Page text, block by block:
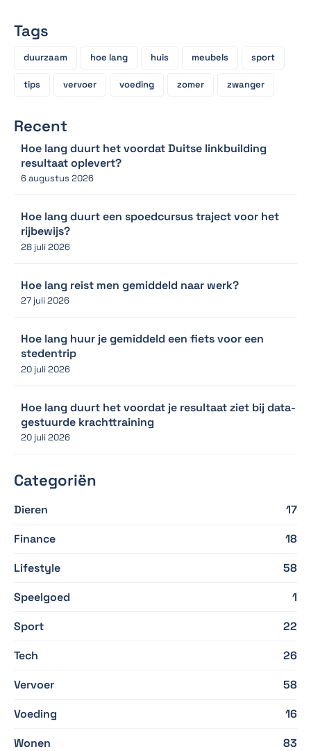
Tags
duurzaam hoe lang huis meubels sport
tips vervoer voeding zomer zwanger
Recent
Hoe lang duurt het voordat Duitse linkbuilding
resultaat oplevert?
6 augustus 2026
Hoe lang duurt een spoedcursus traject voor het
rijbewijs?
28 juli 2026
Hoe lang reist men gemiddeld naar werk?
27 juli 2026
Hoe lang huur je gemiddeld een fiets voor een
stedentrip
20 juli 2026
Hoe lang duurt het voordat je resultaat ziet bij data-
gestuurde krachttraining
20 juli 2026
Categoriën
Dieren
17
Finance
18
Lifestyle
58
Speelgoed
1
Sport
22
Tech
26
Vervoer
58
Voeding
16
Wonen
83